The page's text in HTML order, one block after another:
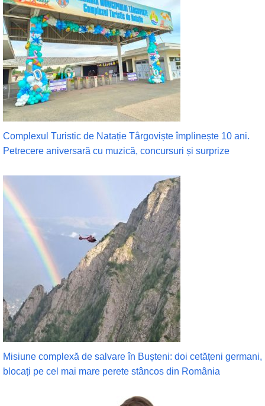
Complexul Turistic de Natație Târgoviște împlinește 10 ani.
Petrecere aniversară cu muzică, concursuri și surprize
Misiune complexă de salvare în Bușteni: doi cetățeni germani,
blocați pe cel mai mare perete stâncos din România